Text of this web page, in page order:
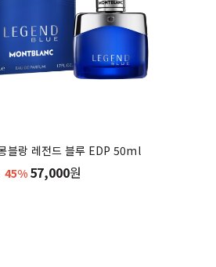
블랑 레전드 블루 EDP 50ml
45% 57,000원